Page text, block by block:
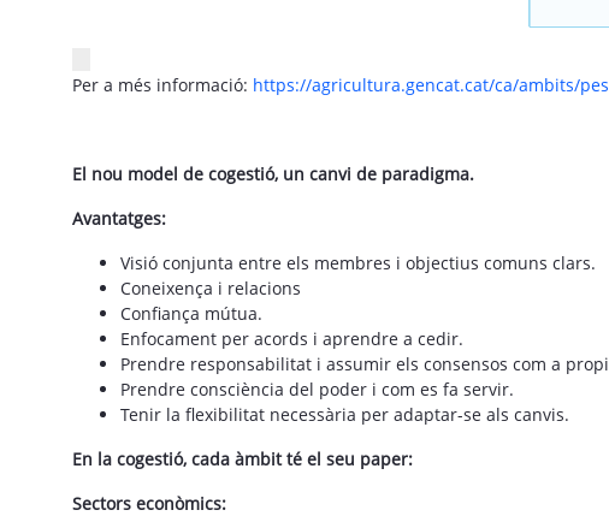
Per a més informació: https://agricultura.gencat.cat/ca/ambits/
El nou model de cogestió, un canvi de paradigma.
Avantatges:
Visió conjunta entre els membres i objectius comuns clars.
Coneixença i relacions
Confiança mútua.
Enfocament per acords i aprendre a cedir.
Prendre responsabilitat i assumir els consensos com a
Prendre consciència del poder i com es fa servir.
Tenir la flexibilitat necessària per adaptar-se als canvis.
En la cogestió, cada àmbit té el seu paper:
Sectors econòmics: